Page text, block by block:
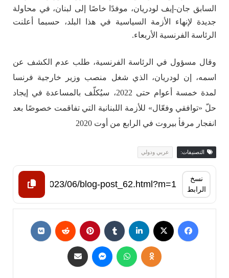
السابق جان-إيف لودريان، موفدًا خاصًا إلى لبنان، في محاولة
جديدة لإنهاء الأزمة السياسية في هذا البلد، حسبما أعلنت
الرئاسة الفرنسية الأربعاء.
وقال مسؤول في الرئاسة الفرنسية، طلب عدم الكشف عن
اسمه، إن لودريان، الذي شغل منصب وزير خارجية فرنسا
لمدة خمسة أعوام حتى 2022، سيُكلّف بالمساعدة في إيجاد
حلّ «توافقي وفعّال» للأزمة اللبنانية التي تفاقمت خصوصًا بعد
انفجار مرفأ بيروت في الرابع من أوت 2020
التصنيفات: عربي ودولي
نسخ
الرابط